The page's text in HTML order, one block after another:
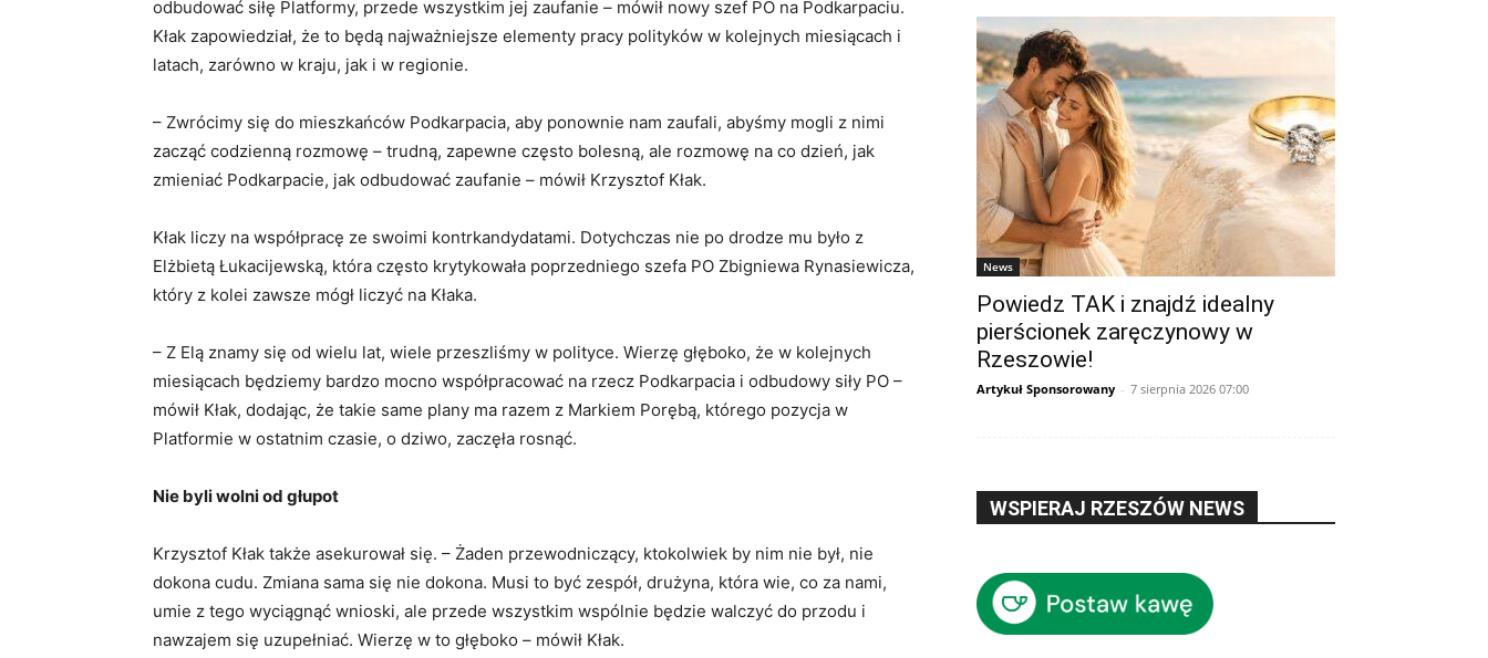
odbudować siłę Platformy, przede wszystkim jej zaufanie – mówił nowy szef PO na Podkarpaciu.
Kłak zapowiedział, że to będą najważniejsze elementy pracy polityków w kolejnych miesiącach i
latach, zarówno w kraju, jak i w regionie.
– Zwrócimy się do mieszkańców Podkarpacia, aby ponownie nam zaufali, abyśmy mogli z nimi
zacząć codzienną rozmowę – trudną, zapewne często bolesną, ale rozmowę na co dzień, jak
zmieniać Podkarpacie, jak odbudować zaufanie – mówił Krzysztof Kłak.
Kłak liczy na współpracę ze swoimi kontrkandydatami. Dotychczas nie po drodze mu było z
Elżbietą Łukacijewską, która często krytykowała poprzedniego szefa PO Zbigniewa Rynasiewicza,
który z kolei zawsze mógł liczyć na Kłaka.
– Z Elą znamy się od wielu lat, wiele przeszliśmy w polityce. Wierzę głęboko, że w kolejnych
miesiącach będziemy bardzo mocno współpracować na rzecz Podkarpacia i odbudowy siły PO –
mówił Kłak, dodając, że takie same plany ma razem z Markiem Porębą, którego pozycja w
Platformie w ostatnim czasie, o dziwo, zaczęła rosnąć.
Nie byli wolni od głupot
Krzysztof Kłak także asekurował się. – Żaden przewodniczący, ktokolwiek by nim nie był, nie
dokona cudu. Zmiana sama się nie dokona. Musi to być zespół, drużyna, która wie, co za nami,
umie z tego wyciągnąć wnioski, ale przede wszystkim wspólnie będzie walczyć do przodu i
nawzajem się uzupełniać. Wierzę w to głęboko – mówił Kłak.
News
Powiedz TAK i znajdź idealny
pierścionek zaręczynowy w
Rzeszowie!
Artykuł Sponsorowany - 7 sierpnia 2026 07:00
WSPIERAJ RZESZÓW NEWS